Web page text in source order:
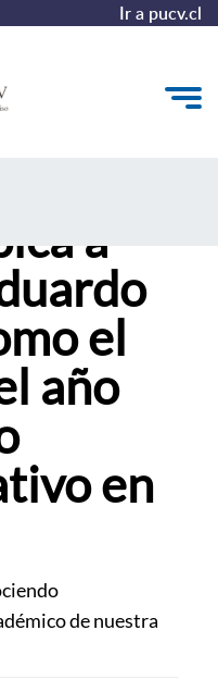
Ir a pucv.cl
a
el
año
en
de nuestra